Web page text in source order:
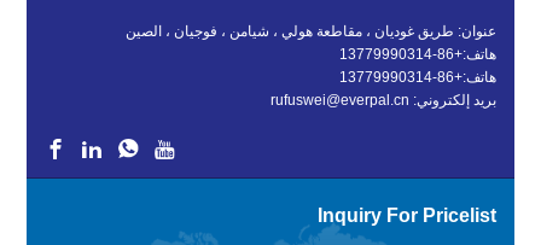
عنوان: طريق غوديان ، مقاطعة هولي ، شيامن ، فوجيان ، الصين
هاتف:+86-13779990314
هاتف:+86-13779990314
بريد إلكتروني: rufuswei@everpal.cn
Inquiry For Pricelist